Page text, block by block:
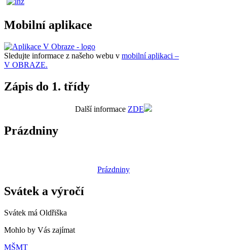
Mobilní aplikace
Sledujte informace z našeho webu v mobilní aplikaci –
V OBRAZE.
Zápis do 1. třídy
Další informace ZDE
Prázdniny
Prázdniny
Svátek a výročí
Svátek má Oldřiška
Mohlo by Vás zajímat
MŠMT